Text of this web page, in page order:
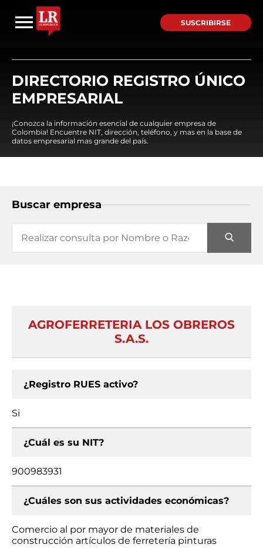
SUSCRIBIRSE
DIRECTORIO REGISTRO ÚNICO
EMPRESARIAL
¡Conozca la información esencial de cualquier empresa de
Colombia! Encuentre NIT, dirección, teléfono, y mas en la base de
datos empresarial mas grande del país.
Buscar empresa
AGROFERRETERIA LOS OBREROS
S.A.S.
¿Registro RUES activo?
Si
¿Cuál es su NIT?
900983931
¿Cuáles son sus actividades económicas?
Comercio al por mayor de materiales de
construcción artículos de ferretería pinturas